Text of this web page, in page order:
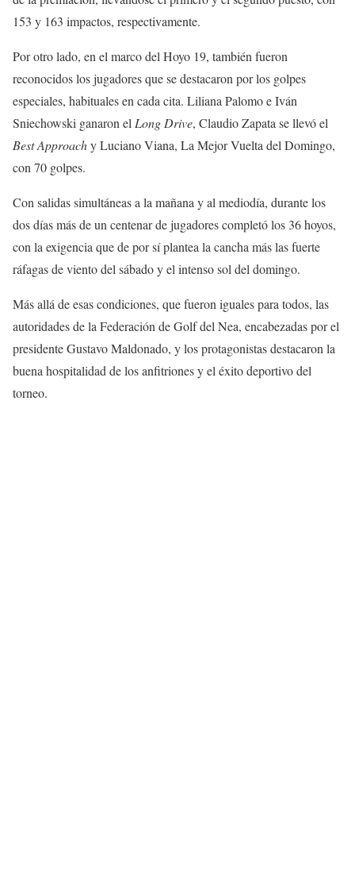
153 y 163 impactos, respectivamente.
Por otro lado, en el marco del Hoyo 19, también fueron
reconocidos los jugadores que se destacaron por los golpes
especiales, habituales en cada cita. Liliana Palomo e Iván
Sniechowski ganaron el Long Drive, Claudio Zapata se llevó el
Best Approachy Luciano Viana, La Mejor Vuelta del Domingo,
con 70 golpes.
Con salidas simultáneas a la mañana y al mediodía, durante los
dos días más de un centenar de jugadores completó los 36 hoyos,
con la exigencia que de por sí plantea la cancha más las fuerte
ráfagas de viento del sábado y el intenso sol del domingo.
Más allá de esas condiciones, que fueron iguales para todos, las
autoridades de la Federación de Golf del Nea, encabezadas por el
presidente Gustavo Maldonado, y los protagonistas destacaron la
buena hospitalidad de los anfitriones y el éxito deportivo del
torneo.